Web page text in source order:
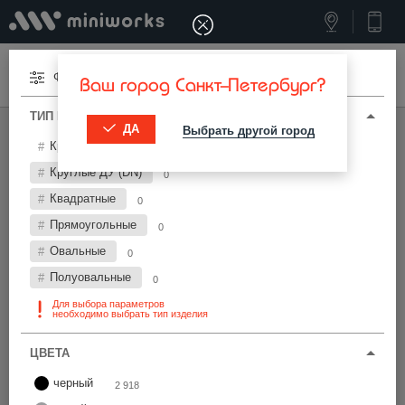
Меню Ваш город Санкт-Петербург?
ДА Выбрать другой город
МИНИВОРКС ПРО /ЗАГЛУШКИ ДЛЯ ТРУБ
Найти
Фильтры
ТИП И ПАРАМЕТРЫ
Круглые
Круглые ДУ (DN) 0
Квадратные 0
Прямоугольные 0
Овальные 0
Полуовальные 0
Для выбора параметров
необходимо выбрать тип изделия
ЦВЕТА
черный 2 918